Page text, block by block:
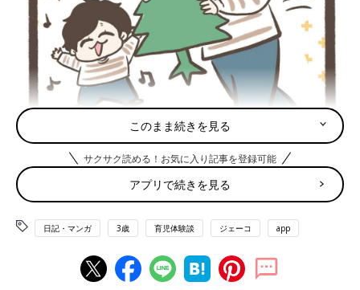
このまま続きを見る
サクサク読める！お気に入り記事を登録可能
アプリで続きを見る
日記・マンガ 3歳 育児体験談 ジェーコ app